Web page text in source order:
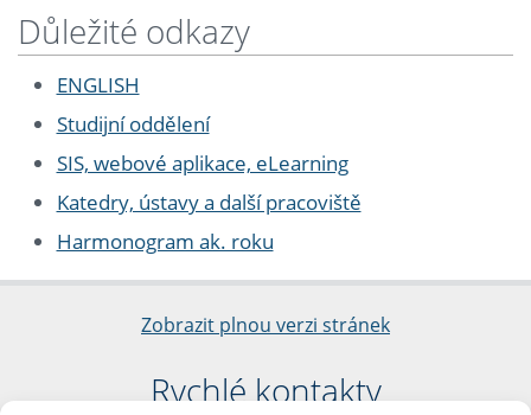
Důležité odkazy
ENGLISH
Studijní oddělení
SIS, webové aplikace, eLearning
Katedry, ústavy a další pracoviště
Harmonogram ak. roku
Zobrazit plnou verzi stránek
Rychlé kontakty